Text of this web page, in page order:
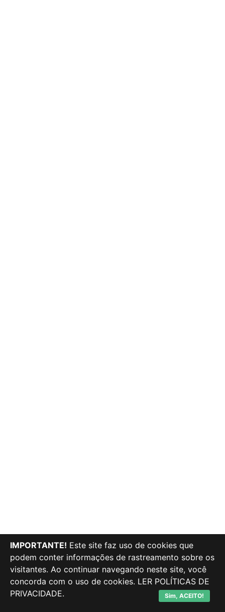
IMPORTANTE! Este site faz uso de cookies que
podem conter informações de rastreamento sobre os
visitantes. Ao continuar navegando neste site, você
concorda com o uso de cookies. LER POLÍTICAS DE
PRIVACIDADE.
Sim, ACEITO!